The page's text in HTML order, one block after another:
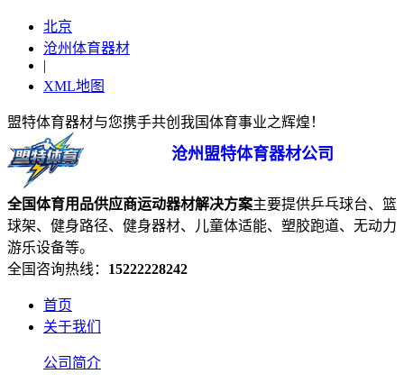
北京
沧州体育器材
|
XML地图
盟特体育器材与您携手共创我国体育事业之辉煌！
沧州盟特体育器材公司
全国体育用品供应商运动器材解决方案主要提供乒乓球台、篮
球架、健身路径、健身器材、儿童体适能、塑胶跑道、无动力
游乐设备等。
全国咨询热线： 15222228242
首页
关于我们
公司简介